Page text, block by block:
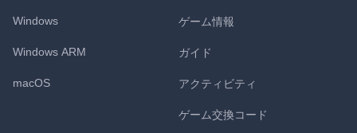
Windows
Windows ARM
macOS
ゲーム情報
ガイド
アクティビティ
ゲーム交換コード